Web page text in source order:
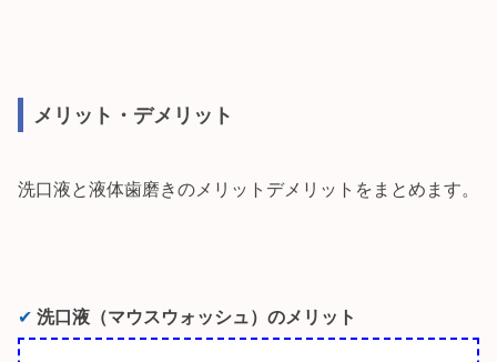
メリット・デメリット
洗口液と液体歯磨きのメリットデメリットをまとめます。
✔︎ 洗口液（マウスウォッシュ）のメリット